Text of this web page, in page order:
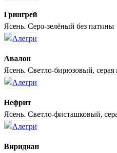
Грингрей
Ясень. Серо-зелёный без патины
Авалон
Ясень. Светло-бирюзовый, серая
Нефрит
Ясень. Светло-фисташковый,
Виридиан